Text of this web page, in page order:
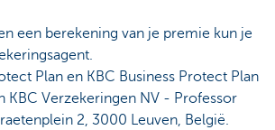
een berekening van je premie kun je
Plan en KBC Business Protect Plan
KBC Verzekeringen NV - Professor
2, 3000 Leuven, België.